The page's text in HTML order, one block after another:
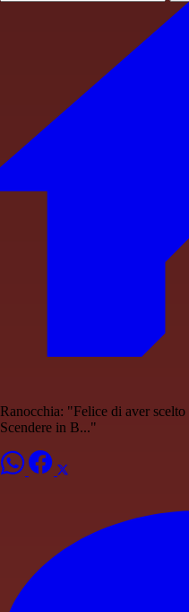
Ranocchia: "Felice di aver
Scendere in B..."